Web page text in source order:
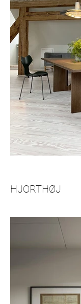
HJORTHØJ